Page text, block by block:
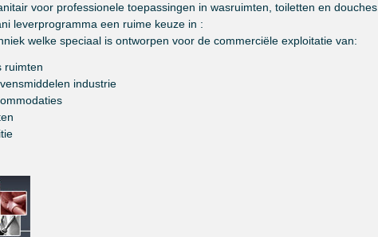
voor professionele toepassingen in wasruimten, toiletten en douches.
leverprogramma een ruime keuze in :
welke speciaal is ontworpen voor de commerciële exploitatie van:
ruimten
industrie